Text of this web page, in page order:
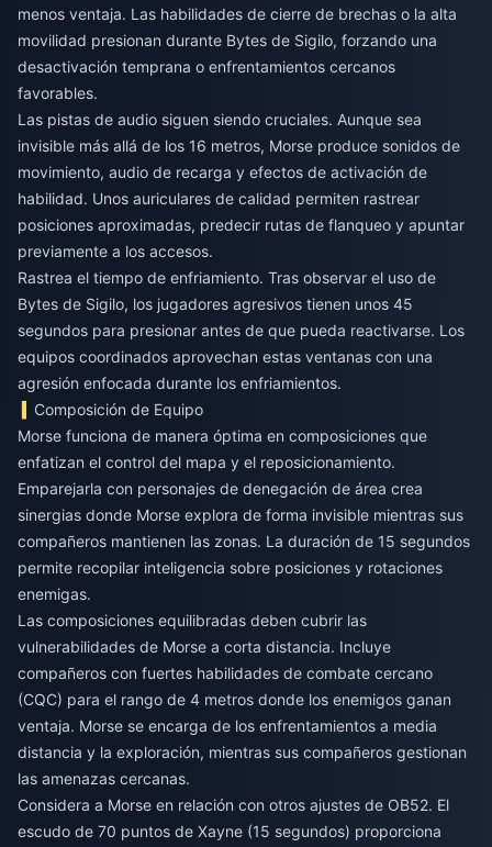
menos ventaja. Las habilidades de cierre de brechas o la alta
movilidad presionan durante Bytes de Sigilo, forzando una
desactivación temprana o enfrentamientos cercanos
favorables.
Las pistas de audio siguen siendo cruciales. Aunque sea
invisible más allá de los 16 metros, Morse produce sonidos de
movimiento, audio de recarga y efectos de activación de
habilidad. Unos auriculares de calidad permiten rastrear
posiciones aproximadas, predecir rutas de flanqueo y apuntar
previamente a los accesos.
Rastrea el tiempo de enfriamiento. Tras observar el uso de
Bytes de Sigilo, los jugadores agresivos tienen unos 45
segundos para presionar antes de que pueda reactivarse. Los
equipos coordinados aprovechan estas ventanas con una
agresión enfocada durante los enfriamientos.
Composición de Equipo
Morse funciona de manera óptima en composiciones que
enfatizan el control del mapa y el reposicionamiento.
Emparejarla con personajes de denegación de área crea
sinergias donde Morse explora de forma invisible mientras sus
compañeros mantienen las zonas. La duración de 15 segundos
permite recopilar inteligencia sobre posiciones y rotaciones
enemigas.
Las composiciones equilibradas deben cubrir las
vulnerabilidades de Morse a corta distancia. Incluye
compañeros con fuertes habilidades de combate cercano
(CQC) para el rango de 4 metros donde los enemigos ganan
ventaja. Morse se encarga de los enfrentamientos a media
distancia y la exploración, mientras sus compañeros gestionan
las amenazas cercanas.
Considera a Morse en relación con otros ajustes de OB52. El
escudo de 70 puntos de Xayne (15 segundos) proporciona